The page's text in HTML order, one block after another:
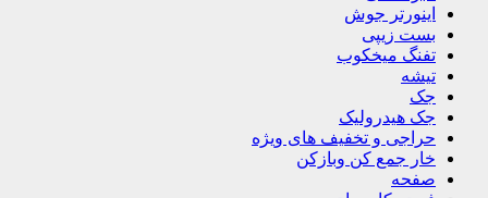
اینورتر جوش
بست زیپی
تفنگ میخکوب
تیشه
جک
جک هیدرولیک
حراجی و تخفیف های ویژه
خار جمع کن وبازکن
صفحه